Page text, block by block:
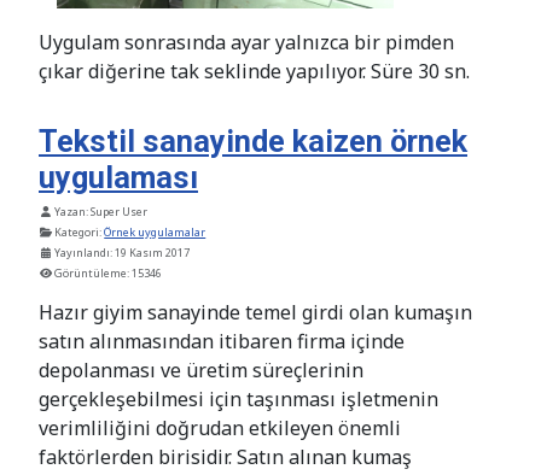
Uygulam sonrasında ayar yalnızca bir pimden
çıkar diğerine tak seklinde yapılıyor. Süre 30 sn.
Tekstil sanayinde kaizen örnek
uygulaması
Ayrıntılar
Yazan:Super User
Kategori:Örnek uygulamalar
Yayınlandı: 19 Kasım 2017
Görüntüleme: 15346
Hazır giyim sanayinde temel girdi olan kumaşın
satın alınmasından itibaren firma içinde
depolanması ve üretim süreçlerinin
gerçekleşebilmesi için taşınması işletmenin
verimliliğini doğrudan etkileyen önemli
faktörlerden birisidir. Satın alınan kumaş